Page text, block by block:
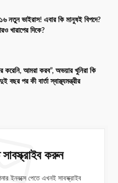
নতুন ভাইরাস! এবার কি মানুষই বিপদে?
খারাপের দিকে?
করেনি, আমরা করব”, অভয়ার খুনিরা কি
বছর পর কী বার্তা স্বাস্থ্যমন্ত্রীর
করুন
ইনবক্সে পেতে এখনই সাবস্ক্রাইব